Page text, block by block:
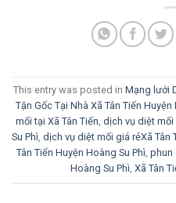
This entry was posted in Mạng lưới
Tận Gốc Tại Nhà Xã Tân Tiến
mối tại Xã Tân Tiến, dịch vụ diệt mối
Su Phì, dịch vụ diệt mối giá rẻXã Tân
Tân Tiến Huyện Hoàng Su Phì, phun
Hoàng Su Phì, Xã Tân